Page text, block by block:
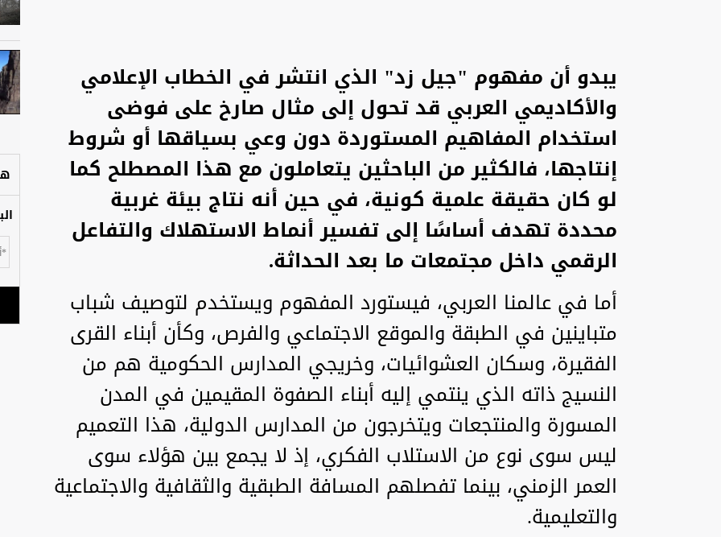
يبدو أن مفهوم "جيل زد" الذي انتشر في الخطاب الإعلامي
والأكاديمي العربي قد تحول إلى مثال صارخ على فوضى
استخدام المفاهيم المستوردة دون وعي بسياقها أو شروط
إنتاجها، فالكثير من الباحثين يتعاملون مع هذا المصطلح كما
لو كان حقيقة علمية كونية، في حين أنه نتاج بيئة غربية
محددة تهدف أساسًا إلى تفسير أنماط الاستهلاك والتفاعل
الرقمي داخل مجتمعات ما بعد الحداثة.
أما في عالمنا العربي، فيستورد المفهوم ويستخدم لتوصيف شباب
متباينين في الطبقة والموقع الاجتماعي والفرص، وكأن أبناء القرى
الفقيرة، وسكان العشوائيات، وخريجي المدارس الحكومية هم من
النسيج ذاته الذي ينتمي إليه أبناء الصفوة المقيمين في المدن
المسورة والمنتجعات ويتخرجون من المدارس الدولية، هذا التعميم
ليس سوى نوع من الاستلاب الفكري، إذ لا يجمع بين هؤلاء سوى
العمر الزمني، بينما تفصلهم المسافة الطبقية والثقافية والاجتماعية
والتعليمية.